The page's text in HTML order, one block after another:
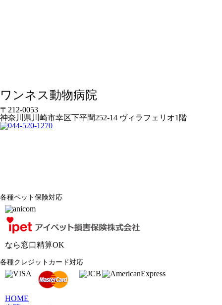
ワンネス動物病院
〒212-0053
神奈川県川崎市幸区下平間252-14 ヴィラフェリオ1階
各種ペット保険対応
なら窓口精算OK
各種クレジットカード対応
HOME